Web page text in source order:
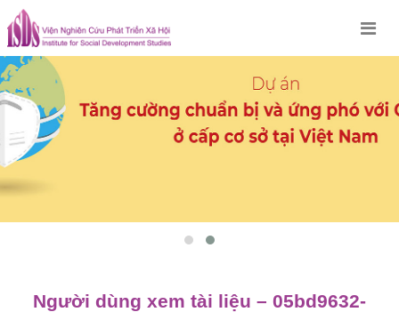
Skip
to
content
Người dùng xem tài liệu – 05bd9632-